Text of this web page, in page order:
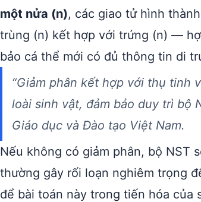
một nửa (n), các giao tử hình
trùng (n) kết hợp với trứng (n) —
bảo cá thể mới có đủ thông tin di
“Giảm phân kết hợp với thụ tinh
loài sinh vật, đảm bảo duy trì bộ
Giáo dục và Đào tạo Việt Nam.
Nếu không có giảm phân, bộ NST
thường gây rối loạn nghiêm trọng
để bài toán này trong tiến hóa của